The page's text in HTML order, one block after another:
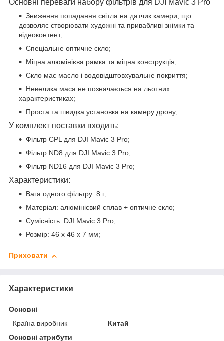
Основні переваги набору фільтрів для DJI Mavic 3 Pro
Зниження попадання світла на датчик камери, що
дозволяє створювати художні та привабливі знімки та
відеоконтент;
Спеціальне оптичне скло;
Міцна алюмінієва рамка та міцна конструкція;
Скло має масло і водовідштовхувальне покриття;
Невелика маса не позначається на льотних
характеристиках;
Проста та швидка установка на камеру дрону;
У комплект поставки входить:
Фільтр CPL для DJI Mavic 3 Pro;
Фільтр ND8 для DJI Mavic 3 Pro;
Фільтр ND16 для DJI Mavic 3 Pro;
Характеристики:
Вага одного фільтру: 8 г;
Матеріал: алюмінієвий сплав + оптичне скло;
Сумісність: DJI Mavic 3 Pro;
Розмір: 46 х 46 х 7 мм;
Приховати
Характеристики
Основні
Країна виробник
Китай
Основні атрибути